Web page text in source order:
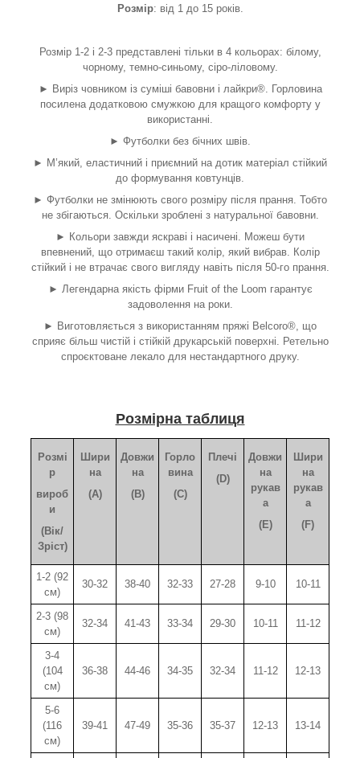
Розмір: від 1 до 15 років.
Розмір 1-2 і 2-3 представлені тільки в 4 кольорах: білому,
чорному, темно-синьому, сіро-ліловому.
► Виріз човником із суміші бавовни і лайкри®. Горловина
посилена додатковою смужкою для кращого комфорту у
використанні.
► Футболки без бічних швів.
► М’який, еластичний і приємний на дотик матеріал стійкий
до формування ковтунців.
► Футболки не змінюють свого розміру після прання. Тобто
не збігаються. Оскільки зроблені з натуральної бавовни.
► Кольори завжди яскраві і насичені. Можеш бути
впевнений, що отримаєш такий колір, який вибрав. Колір
стійкий і не втрачає свого вигляду навіть після 50-го прання.
► Легендарна якість фірми Fruit of the Loom гарантує
задоволення на роки.
► Виготовляється з використанням пряжі Belcoro®, що
сприяє більш чистій і стійкій друкарській поверхні. Ретельно
спроєктоване лекало для нестандартного друку.
Розмірна таблиця
Розмі
р
вироб
и
(Вік/
Зріст)
Шири
на
(A)
Довжи
на
(B)
Горло
вина
(C)
Плечі
(D)
Довжи
на
рукав
а
(E)
Шири
на
рукав
а
(F)
1-2 (92
см)
30-32 38-40 32-33 27-28 9-10 10-11
2-3 (98
см)
32-34 41-43 33-34 29-30 10-11 11-12
3-4
(104
см)
36-38 44-46 34-35 32-34 11-12 12-13
5-6
(116
см)
39-41 47-49 35-36 35-37 12-13 13-14